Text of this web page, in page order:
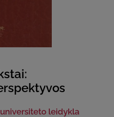
leidykla